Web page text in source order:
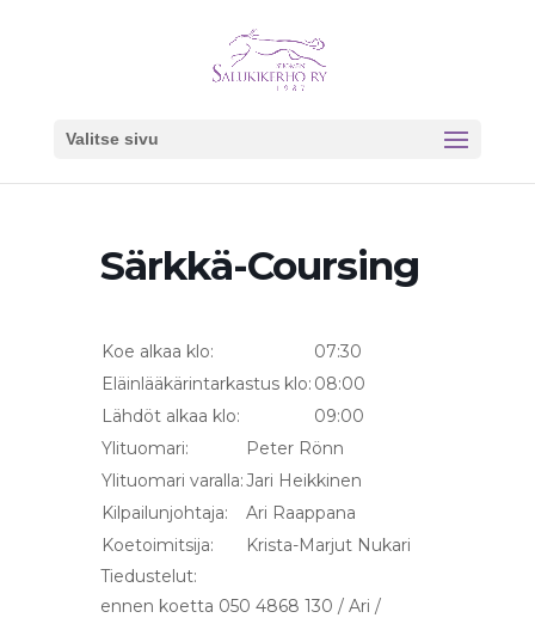
Valitse sivu
Särkkä-Coursing
Koe alkaa klo:
07:30
Eläinlääkärintarkastus klo: 08:00
Lähdöt alkaa klo:
09:00
Ylituomari:
Peter Rönn
Ylituomari varalla:Jari Heikkinen
Kilpailunjohtaja:
Ari Raappana
Koetoimitsija:
Krista-Marjut Nukari
Tiedustelut:
ennen koetta 050 4868 130 / Ari /